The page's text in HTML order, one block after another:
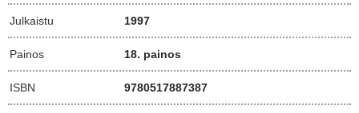
Julkaistu 1997
Painos 18. painos
ISBN 9780517887387